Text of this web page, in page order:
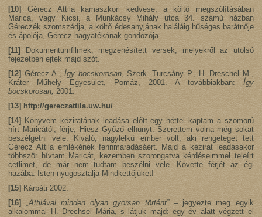
[10]Gérecz Attila kamaszkori kedvese, a költő megszólításában
Marica, vagy Kicsi, a Munkácsy Mihály utca 34. számú házban
Géreczék szomszédja, a költő édesanyjának haláláig hűséges barátnője
és ápolója, Gérecz hagyatékának gondozója.
[11] Dokumentumfilmek, megzenésített versek, melyekről az utolsó
fejezetben ejtek majd szót.
[12] Gérecz A.,Így bocskorosan, Szerk. Turcsány P., H. Dreschel M.,
Kráter Műhely Egyesület, Pomáz, 2001. A továbbiakban: Így
bocskorosan, 2001.
[13] http://gereczattila.uw.hu/
[14]Könyvem kéziratának leadása előtt egy héttel kaptam a szomorú
hírt Maricától, férje, Hiesz Győző elhunyt. Szerettem volna még sokat
beszélgetni vele. Kiváló, nagylelkű ember volt, aki rengeteget tett
Gérecz Attila emlékének fennmaradásáért. Majd a kézirat leadásakor
többször hívtam Maricát, kezemben szorongatva kérdéseimmel teleírt
cetlimet, de már nem tudtam beszélni vele. Követte férjét az égi
hazába. Isten nyugosztalja Mindkettőjüket!
[15] Kárpáti 2002.
[16]
„Attilával minden olyan gyorsan történt”– jegyezte meg egyik
alkalommal H. Drechsel Mária, s látjuk majd: egy év alatt végzett el